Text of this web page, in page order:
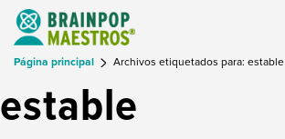
Página principal Archivos etiquetados para: estable
estable